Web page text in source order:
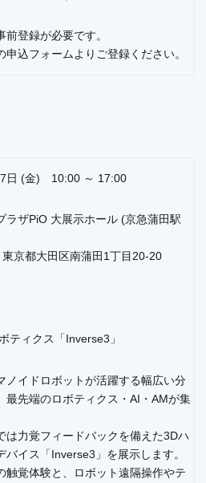
前登録が必要です。
申込フォームよりご登録ください。​
日 (金) 10:00 ～ 17:00
ラザPiO 大展示ホール (京急蒲田駅
京都大田区南蒲田1丁目20-20
ティクス「Inverse3」
ノイドロボットが活躍する幅広い分
最先端のロボティクス・AI・AMが集
は力覚フィードバックを備えた3Dハ
バイス「Inverse3」を展示します。
触覚体験と、ロボット遠隔操作やテ